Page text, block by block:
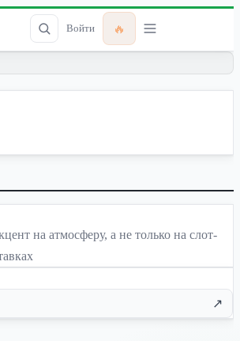
Войти 🔥
на атмосферу, а не только на слот-
↗